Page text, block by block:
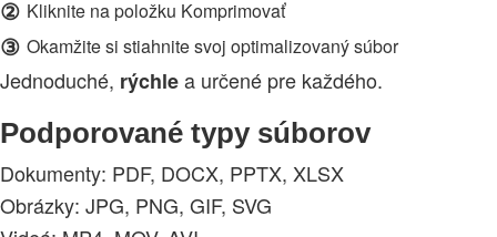
② Kliknite na položku Komprimovať
③ Okamžite si stiahnite svoj optimalizovaný súbor
Jednoduché, rýchlea určené pre každého.
Podporované typy súborov
Dokumenty: PDF, DOCX, PPTX, XLSX
Obrázky: JPG, PNG, GIF, SVG